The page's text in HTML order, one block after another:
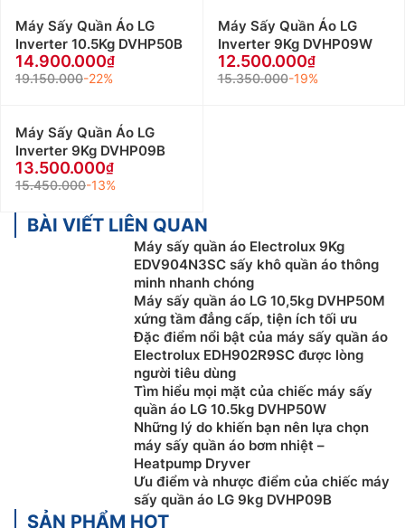
Máy Sấy Quần Áo LG
Inverter 10.5Kg DVHP50B
14.900.000
19.150.000-22%
Máy Sấy Quần Áo LG
Inverter 9Kg DVHP09W
12.500.000
15.350.000-19%
Máy Sấy Quần Áo LG
Inverter 9Kg DVHP09B
13.500.000
15.450.000-13%
BÀI VIẾT LIÊN QUAN
Máy sấy quần áo Electrolux 9Kg
EDV904N3SC sấy khô quần áo thông
minh nhanh chóng
Máy sấy quần áo LG 10,5kg DVHP50M
xứng tầm đẳng cấp, tiện ích tối ưu
Đặc điểm nổi bật của máy sấy quần áo
Electrolux EDH902R9SC được lòng
người tiêu dùng
Tìm hiểu mọi mặt của chiếc máy sấy
quần áo LG 10.5kg DVHP50W
Những lý do khiến bạn nên lựa chọn
máy sấy quần áo bơm nhiệt –
Heatpump Dryver
Ưu điểm và nhược điểm của chiếc máy
sấy quần áo LG 9kg DVHP09B
SẢN PHẨM HOT